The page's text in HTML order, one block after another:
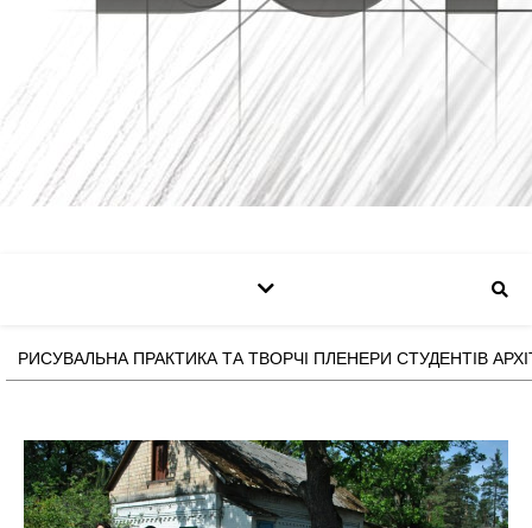
РИСУВАЛЬНА ПРАКТИКА ТА ТВОРЧІ ПЛЕНЕРИ СТУДЕНТІВ